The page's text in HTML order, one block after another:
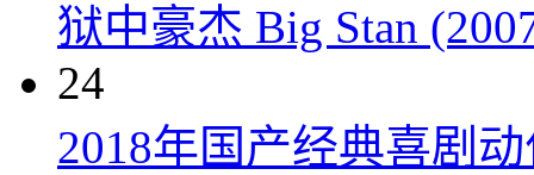
狱中豪杰 Big Stan
24
2018年国产经典喜剧